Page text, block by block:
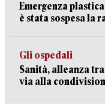
Emergenza
è stata sospesa la
Gli ospedali
Sanità, alleanza
via alla